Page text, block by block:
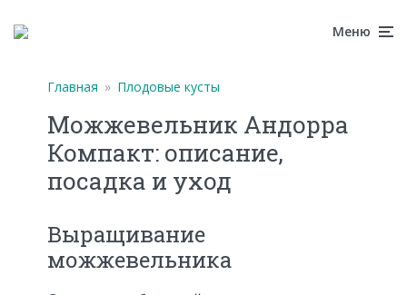
Меню
Главная » Плодовые кусты
Можжевельник Андорра
Компакт: описание,
посадка и уход
Выращивание
можжевельника